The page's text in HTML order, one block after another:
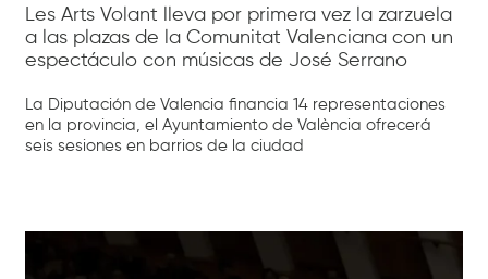
Les Arts Volant lleva por primera vez la zarzuela
a las plazas de la Comunitat Valenciana con un
espectáculo con músicas de José Serrano
La Diputación de Valencia financia 14 representaciones
en la provincia, el Ayuntamiento de València ofrecerá
seis sesiones en barrios de la ciudad